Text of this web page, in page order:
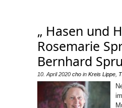
„ Hasen und
Rosemarie
Bernhard
10. April 2020 cho in Kreis Lippe